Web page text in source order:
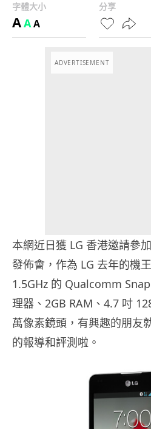
字體大小
AAA
分享
ADVERTISEMENT
本網近日獲 LG 香港邀請參
發佈會，作為 LG 去年的機
1.5GHz 的 Qualcomm
理器、2GB RAM、4.7 吋
萬像素鏡頭，有興趣的朋友
的報導和評測啦。